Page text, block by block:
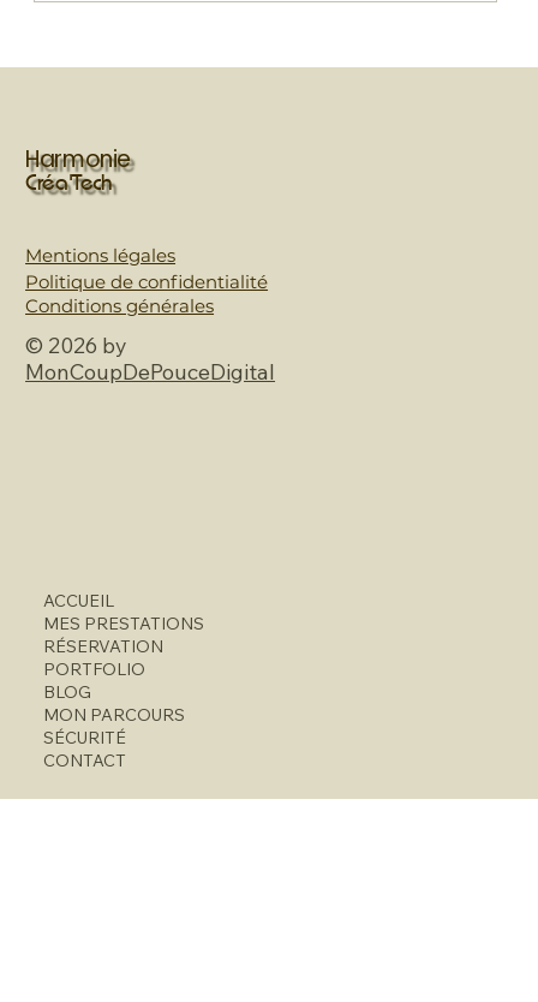
Harmonie
Créa'Tech
ACCUEIL
MES PRESTATIONS
RÉSERVATION
PORTFOLIO
BLOG
MON PARCOURS
SÉCURITÉ
CONTACT
Mentions légales
Politique de confidentialité
Conditions générales
© 2026 by
MonCoupDePouceDigital